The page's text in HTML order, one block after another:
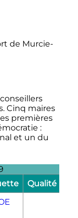
de Murcie-
Cinq maires
premières
:
et un du
Qualité